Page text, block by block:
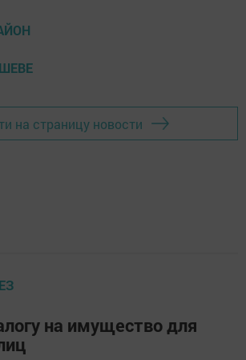
на страницу новости
на имущество для